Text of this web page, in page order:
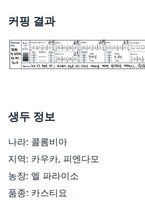
커핑 결과
생두 정보
나라: 콜롬비아
지역: 카우카, 피엔다모
농장: 엘 파라이소
품종: 카스티요